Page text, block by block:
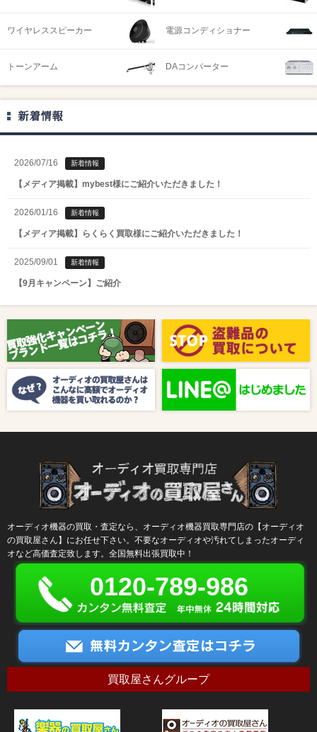
ワイヤレススピーカー 電源コンディショナー
トーンアーム DAコンバーター
新着情報
2026/07/16 新着情報
【メディア掲載】mybest様にご紹介いただきました！
2026/01/16 新着情報
【メディア掲載】らくらく買取様にご紹介いただきました！
2025/09/01 新着情報
【9月キャンペーン】ご紹介
【8月キャンペーン】ご紹介
2024/10/04 新着情報
【ラジオ番組放送のお知らせ】
オーディオ機器の買取・査定なら、オーディオ機器買取専門店の【オーディオ
の買取屋さん】にお任せ下さい。不要なオーディオや汚れてしまったオーディ
オなど高価査定致します。全国無料出張買取中！
0120-789-986
買取屋さんグループ